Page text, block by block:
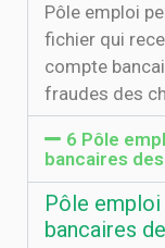
Pôle emploi
fichier qui
compte
fraudes des
6 Pôle
bancaires
Pôle
bancaires